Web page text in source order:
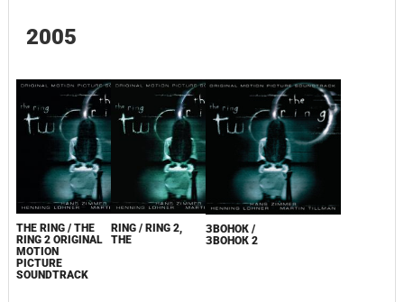
2005
THE RING / THE
RING 2 ORIGINAL
MOTION
PICTURE
SOUNDTRACK
RING / RING 2,
THE
ЗВОНОК /
ЗВОНОК 2